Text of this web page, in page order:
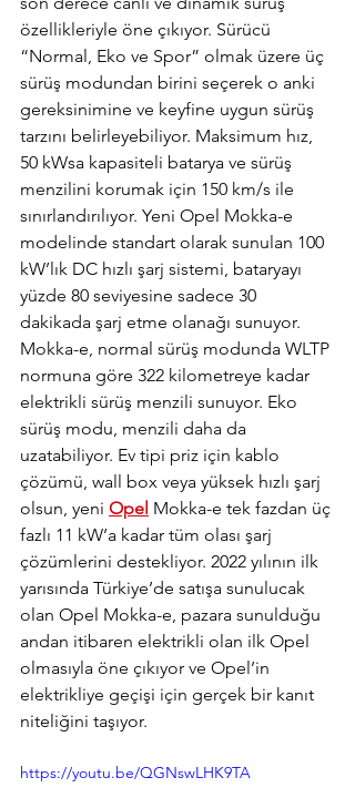
özellikleriyle öne çıkıyor. Sürücü
“Normal, Eko ve Spor” olmak üzere üç
sürüş modundan birini seçerek o anki
gereksinimine ve keyfine uygun sürüş
tarzını belirleyebiliyor. Maksimum hız,
50 kWsa kapasiteli batarya ve sürüş
menzilini korumak için 150 km/s ile
sınırlandırılıyor. Yeni Opel Mokka-e
modelinde standart olarak sunulan 100
kW’lık DC hızlı şarj sistemi, bataryayı
yüzde 80 seviyesine sadece 30
dakikada şarj etme olanağı sunuyor.
Mokka-e, normal sürüş modunda WLTP
normuna göre 322 kilometreye kadar
elektrikli sürüş menzili sunuyor. Eko
sürüş modu, menzili daha da
uzatabiliyor. Ev tipi priz için kablo
çözümü, wall box veya yüksek hızlı şarj
olsun, yeni Opel Mokka-e tek fazdan üç
fazlı 11 kW’a kadar tüm olası şarj
çözümlerini destekliyor. 2022 yılının ilk
yarısında Türkiye’de satışa sunulucak
olan Opel Mokka-e, pazara sunulduğu
andan itibaren elektrikli olan ilk Opel
olmasıyla öne çıkıyor ve Opel’in
elektrikliye geçişi için gerçek bir kanıt
niteliğini taşıyor.
https://youtu.be/QGNswLHK9TA